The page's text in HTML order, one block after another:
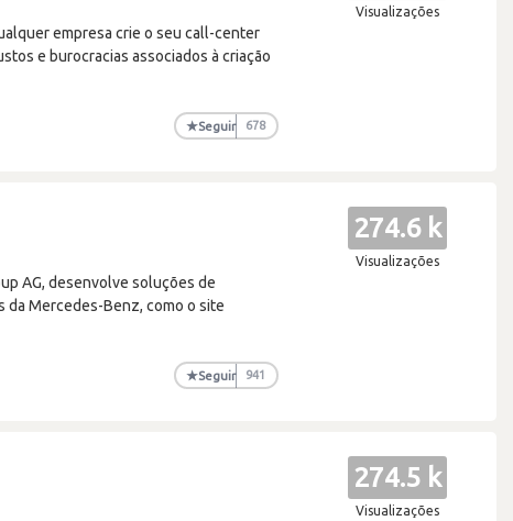
empresa crie o seu call-center
e burocracias associados à criação
★Seguir 678
Visualizações
AG, desenvolve soluções de
da Mercedes-Benz, como o site
★Seguir 941
274.6 k
Visualizações
274.5 k
Visualizações